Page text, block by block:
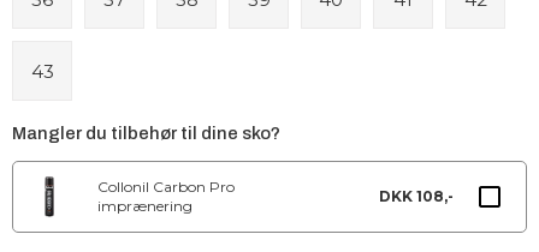
43
Mangler du tilbehør til dine sko?
Collonil Carbon Pro
imprænering
DKK 108,-